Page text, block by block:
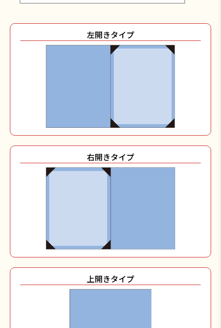
左開きタイプ
右開きタイプ
上開きタイプ